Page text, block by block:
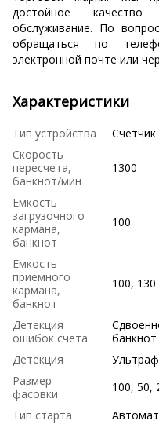
достойное
обслуживание. По
обращаться по
электронной почте или
Характеристики
Тип устройства
Скорость
пересчета,
банкнот/мин
1300
Емкость
загрузочного
кармана,
банкнот
100
Емкость
приемного
кармана,
банкнот
100, 130
Детекция
ошибок счета
банкнот
Детекция
Размер
фасовки
100, 50,
Тип старта